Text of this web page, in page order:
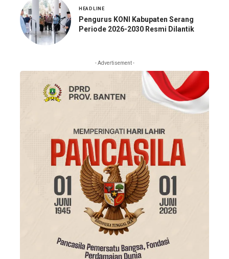
HEADLINE
Pengurus KONI Kabupaten Serang
Periode 2026-2030 Resmi Dilantik
- Advertisement -